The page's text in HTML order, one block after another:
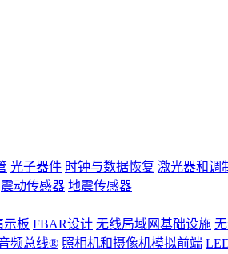
光子器件 时钟与数据恢复 激光器和调
震动传感器 地震传感器
示板 FBAR设计 无线局域网基础设施
频总线® 照相机和摄像机模拟前端